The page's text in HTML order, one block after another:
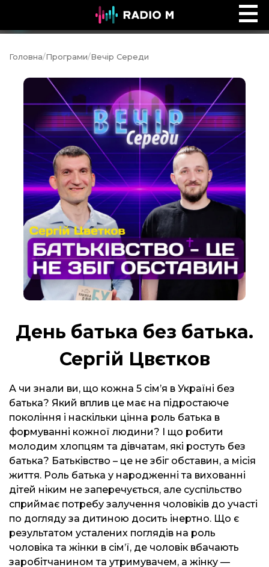
Сторінками Біблії
Головна/Програми/Вечір Середи
День батька без батька.
Сергій Цвєтков
А чи знали ви, що кожна 5 сімʼя в Україні без
батька? Який вплив це має на підростаюче
покоління і наскільки цінна роль батька в
формуванні кожної людини? І що робити
молодим хлопцям та дівчатам, які ростуть без
батька? Батьківство – це не збіг обставин, а місія
життя. Роль батька у народженні та вихованні
дітей ніким не заперечується, але суспільство
сприймає потребу залучення чоловіків до участі
по догляду за дитиною досить інертно. Що є
результатом усталених поглядів на роль
чоловіка та жінки в сім’ї, де чоловік вбачають
заробітчанином та утримувачем, а жінку —